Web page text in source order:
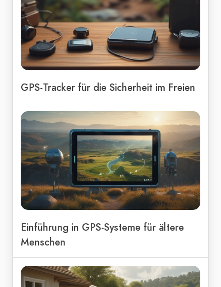
GPS-Tracker für die Sicherheit im Freien
Einführung in GPS-Systeme für ältere
Menschen